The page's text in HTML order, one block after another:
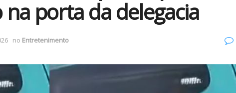
na porta da delegacia
no Entretenimento